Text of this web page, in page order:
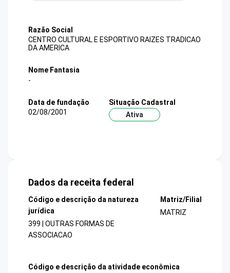
Razão Social
CENTRO CULTURAL E ESPORTIVO RAIZES TRADICAO
DA AMERICA
Nome Fantasia
-
Data de fundação
02/08/2001
Situação Cadastral
Ativa
Dados da receita federal
Código e descrição da natureza
jurídica
399 | OUTRAS FORMAS DE
ASSOCIACAO
Matriz/Filial
MATRIZ
Código e descrição da atividade econômica